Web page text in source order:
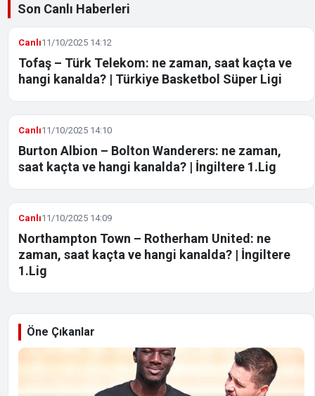
Son Canlı Haberleri
Canlı11/10/2025 14:12
Tofaş – Türk Telekom: ne zaman, saat kaçta ve
hangi kanalda? | Türkiye Basketbol Süper Ligi
Canlı11/10/2025 14:10
Burton Albion – Bolton Wanderers: ne zaman,
saat kaçta ve hangi kanalda? | İngiltere 1.Lig
Canlı11/10/2025 14:09
Northampton Town – Rotherham United: ne
zaman, saat kaçta ve hangi kanalda? | İngiltere
1.Lig
Öne Çıkanlar